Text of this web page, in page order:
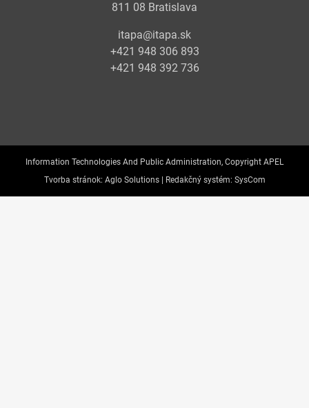
811 08 Bratislava
itapa@itapa.sk
+421 948 306 893
+421 948 392 736
Information Technologies And Public Administration, Copyright APEL
Tvorba stránok: Aglo Solutions | Redakčný systém: SysCom